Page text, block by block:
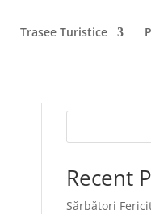
Trasee Turistice
Recent
Sărbători